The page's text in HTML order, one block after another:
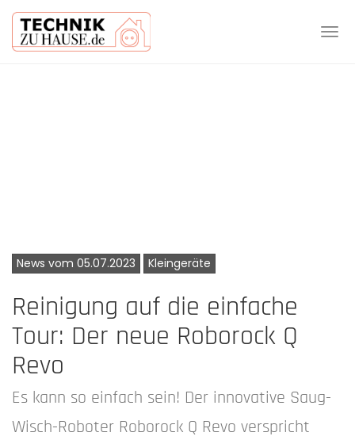
News vom 05.07.2023 Kleingeräte
Reinigung auf die einfache
Tour: Der neue Roborock Q
Revo
Es kann so einfach sein! Der innovative Saug-
Wisch-Roboter Roborock Q Revo verspricht